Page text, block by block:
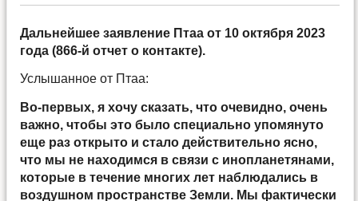
Дальнейшее заявление Птаа от 10 октября 2023
года (866-й отчет о контакте).
Услышанное от Птаа:
Во-первых, я хочу сказать, что очевидно, очень
важно, чтобы это было специально упомянуто
еще раз открыто и стало действительно ясно,
что мы не находимся в связи с инопланетянами,
которые в течение многих лет наблюдались в
воздушном пространстве Земли. Мы фактически